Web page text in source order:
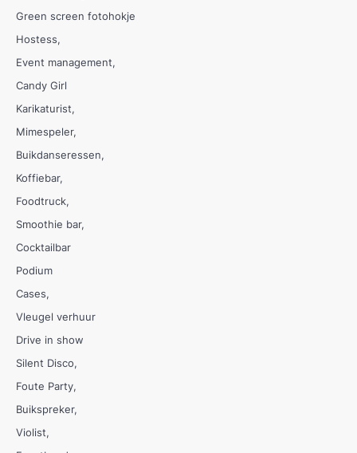
Green screen fotohokje
Hostess
Event management
Candy Girl
Karikaturist
Mimespeler
Buikdanseressen
Koffiebar
Foodtruck
Smoothie bar
Cocktailbar
Podium
Cases
Vleugel verhuur
Drive in show
Silent Disco
Foute Party
Buikspreker
Violist